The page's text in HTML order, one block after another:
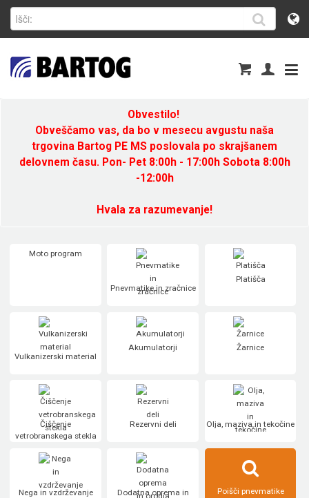
Obvestilo!
Obveščamo vas, da bo v mesecu avgustu naša
trgovina Bartog PE MS poslovala po skrajšanem
delovnem času. Pon- Pet 8:00h - 17:00h Sobota 8:00h
-12:00h
Hvala za razumevanje!
Moto program
Pnevmatike in zračnice
Platišča
Vulkanizerski material
Akumulatorji Žarnice
Čiščenje
vetrobranskega stekla
Rezervni deli Olja, maziva in tekočine
Nega in vzdrževanje
Dodatna oprema in
Poišči pnevmatike